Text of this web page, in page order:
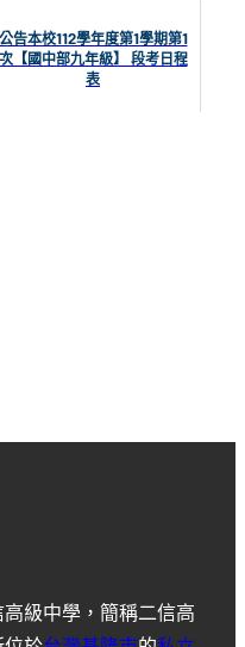
公告本校112學年度第1學期第1
次【國中部九年級】 段考日程
表
級中學 ，簡稱二信高